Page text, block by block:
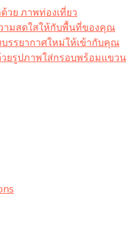
วย ภาพท่องเที่ยว
ามสดใสให้กับพื้นที่ของคุณ
รรยากาศใหม่ให้เข้ากับคุณ
ยรูปภาพใส่กรอบพร้อมแขวน​